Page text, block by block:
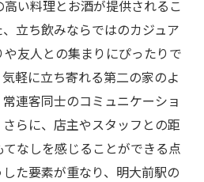
で過ごす特別な時間
の選び方
い料理とお酒が提供されるこ
立ち飲みならではのカジュア
友人との集まりにぴったりで
軽に立ち寄れる第二の家のよ
連客同士のコミュニケーショ
らに、店主やスタッフとの距
なしを感じることができる点
た要素が重なり、明大前駅の